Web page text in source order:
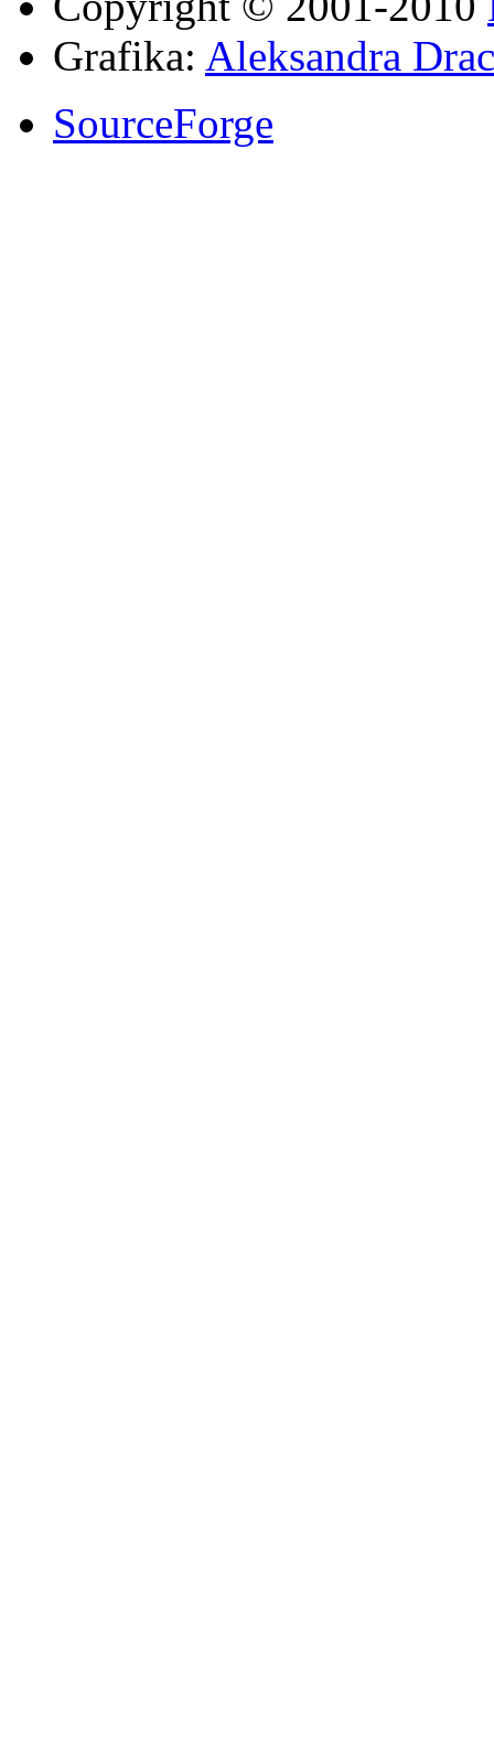
Grafika: Aleksandra
SourceForge